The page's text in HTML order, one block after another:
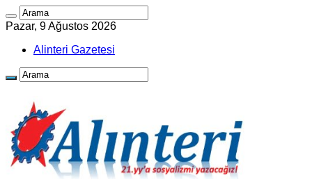
Pazar, 9 Ağustos 2026
Alinteri Gazetesi